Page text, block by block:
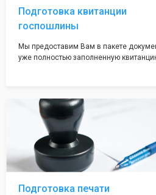
Подготовка квитанции
госпошлины
Мы предоставим Вам в пакете
уже полностью заполненную
посредственно в налоговой инспекции
подаче документов на регистрацию.
Подготовка печати